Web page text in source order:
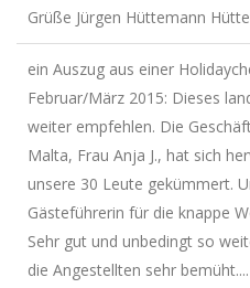
Grüße Jürgen Hüttemann
ein Auszug aus einer
Februar/März 2015: Dieses
weiter empfehlen. Die
Malta, Frau Anja J., hat sich
unsere 30 Leute gekümmert.
Gästeführerin für die knappe
Sehr gut und unbedingt so
die Angestellten sehr bemüht....